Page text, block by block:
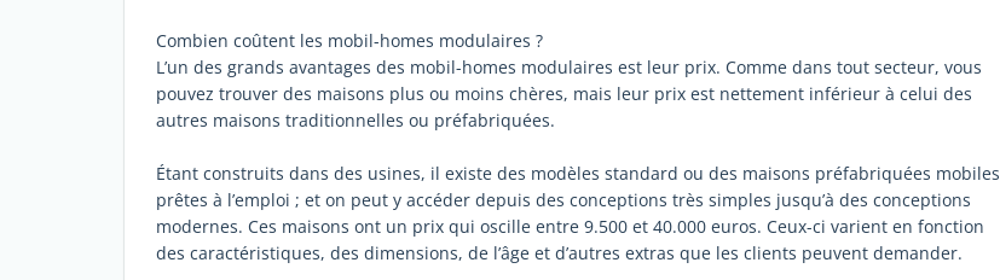
Combien coûtent les mobil-homes modulaires ?
L’un des grands avantages des mobil-homes modulaires est leur prix. Comme dans tout secteur, vous
pouvez trouver des maisons plus ou moins chères, mais leur prix est nettement inférieur à celui des
autres maisons traditionnelles ou préfabriquées.
Étant construits dans des usines, il existe des modèles standard ou des maisons préfabriquées mobiles
prêtes à l’emploi ; et on peut y accéder depuis des conceptions très simples jusqu’à des conceptions
modernes. Ces maisons ont un prix qui oscille entre 9.500 et 40.000 euros. Ceux-ci varient en fonction
des caractéristiques, des dimensions, de l’âge et d’autres extras que les clients peuvent demander.